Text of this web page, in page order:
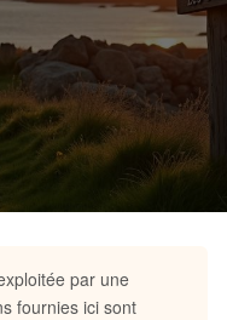
cars Les Îlots
par une
fournies ici sont